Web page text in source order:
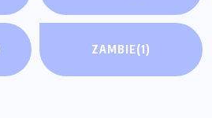
ZAMBIE(1)